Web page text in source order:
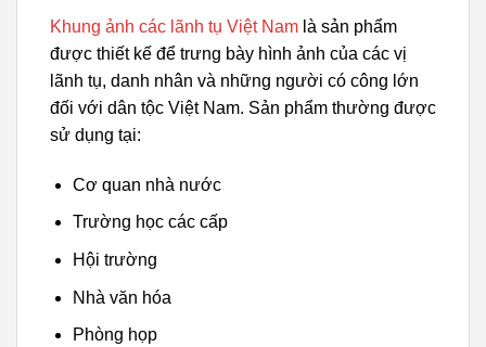
Khung ảnh các lãnh tụ Việt Nam là sản phẩm
được thiết kế để trưng bày hình ảnh của các vị
lãnh tụ, danh nhân và những người có công lớn
đối với dân tộc Việt Nam. Sản phẩm thường được
sử dụng tại:
Cơ quan nhà nước
Trường học các cấp
Hội trường
Nhà văn hóa
Phòng họp